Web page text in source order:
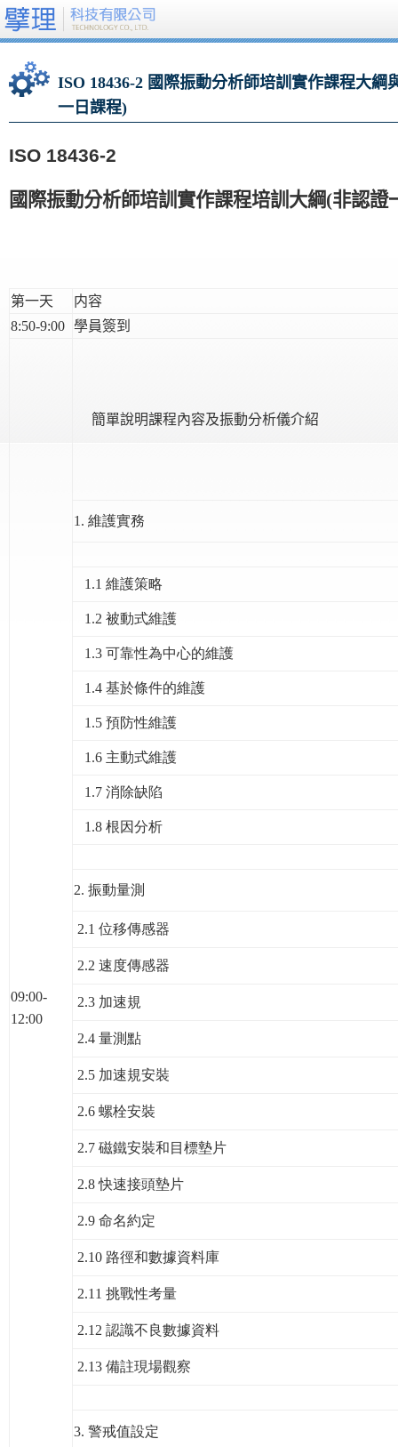
ISO 18436-2 國際振動分析師培訓實作課程大綱
一日課程)
ISO 18436-2
國際振動分析師培訓 實作課程培訓大綱(非認證
第一天
内容
8:50-9:00 學員簽到
09:00-
12:00
簡單說明課程內容及振動分析儀介紹
1. 維護實務
1.1 維護策略
1.2 被動式維護
1.3 可靠性為中心的維護
1.4 基於條件的維護
1.5 預防性維護
1.6 主動式維護
1.7 消除缺陷
1.8 根因分析
2. 振動量測
2.1 位移傳感器
2.2 速度傳感器
2.3 加速規
2.4 量測點
2.5 加速規安裝
2.6 螺栓安裝
2.7 磁鐵安裝和目標墊片
2.8 快速接頭墊片
2.9 命名約定
2.10 路徑和數據資料庫
2.11 挑戰性考量
2.12 認識不良數據資料
2.13 備註現場觀察
3. 警戒值設定